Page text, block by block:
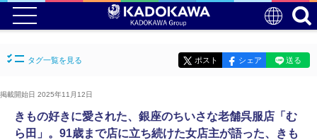
タグ一覧を見る ポスト シェア 送る
掲載開始日 2025年11月12日
きもの好きに愛された、銀座のちいさな老舗呉服店「む
ら田」。91歳まで店に立ち続けた女店主が語った、きも